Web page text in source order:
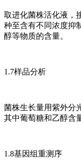
取进化菌株活化液，
种至含有不同浓度抑
醇等物质的含量。
1.7样品分析
菌株生长量用紫外分
其中葡萄糖和乙醇含
1.8基因组重测序